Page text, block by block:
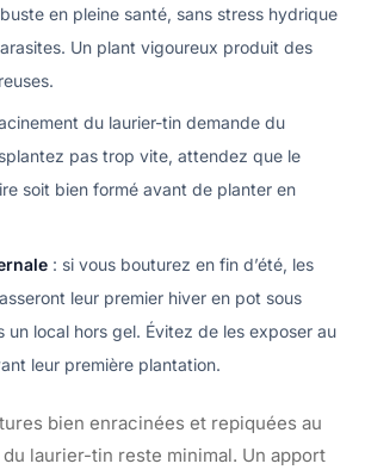
en pleine santé, sans stress hydrique
Un plant vigoureux produit des
du laurier-tin demande du
pas trop vite, attendez que le
soit bien formé avant de planter en
: si vous bouturez en fin d’été, les
leur premier hiver en pot sous
un local hors gel. Évitez de les exposer au
leur première plantation.
bien enracinées et repiquées au
du laurier-tin reste minimal. Un apport